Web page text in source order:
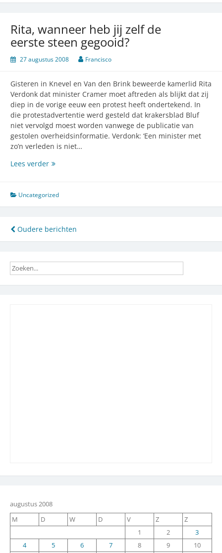
aller
tijden
Rita, wanneer heb jij zelf de
eerste steen gegooid?
27 augustus 2008 Francisco
Gisteren in Knevel en Van den Brink beweerde kamerlid Rita
Verdonk dat minister Cramer moet aftreden als blijkt dat zij
diep in de vorige eeuw een protest heeft ondertekend. In
die protestadvertentie werd gesteld dat krakersblad Bluf
niet vervolgd moest worden vanwege de publicatie van
gestolen overheidsinformatie. Verdonk: ‘Een minister met
zo’n verleden is niet…
Lees verderRita,
jij
zelf
eerste
Uncategorized
Berichtennavigatie
Oudere berichten
augustus 2008
M
D W D V Z
Z
1
2
3
4
5 6 7 8 9
10